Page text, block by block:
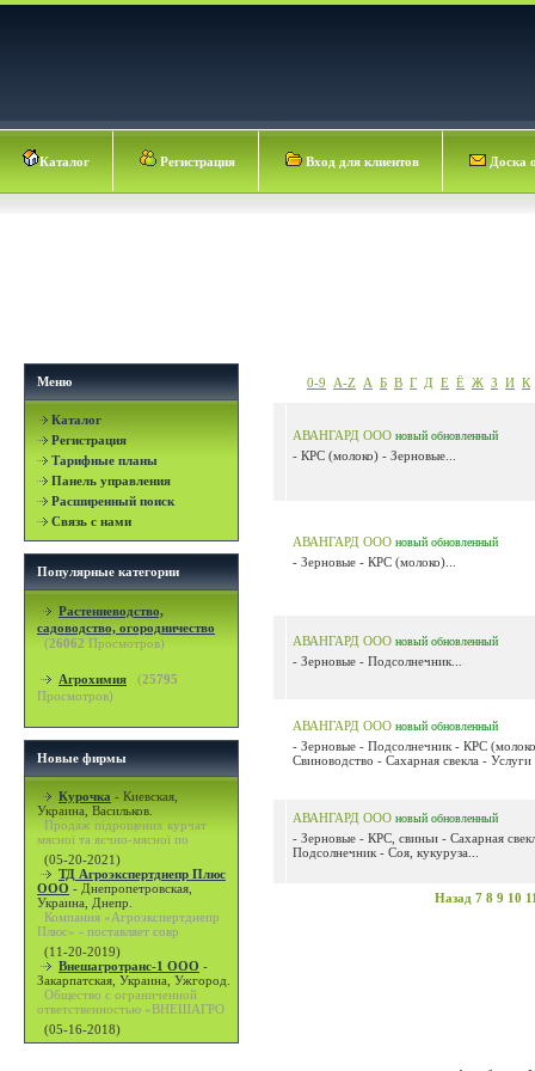
Каталог Регистрация Вход для клиентов Доска
Меню
Каталог
Регистрация
Тарифные планы
Панель управления
Расширенный поиск
Связь с нами
Популярные категории
Растениеводство,
садоводство, огородничество
(26062 Просмотров)
Агрохимия (25795
Просмотров)
Новые фирмы
Курочка - Киевская,
Украина, Васильков.
Продаж підрощених курчат
мясної та яєчно-мясної по
(05-20-2021)
ТД Агроэкспертднепр Плюс
ООО - Днепропетровская,
Украина, Днепр.
Компания «Агроэкспертднепр
Плюс» - поставляет совр
(11-20-2019)
Внешагротранс-1 ООО -
Закарпатская, Украина, Ужгород.
Общество с ограниченной
ответственностью «ВНЕШАГРО
(05-16-2018)
0-9 A-Z А Б В Г Д Е Ё Ж З И К
АВАНГАРД ООО новый обновленный
- КРС (молоко) - Зерновые...
АВАНГАРД ООО новый обновленный
- Зерновые - КРС (молоко)...
АВАНГАРД ООО новый обновленный
- Зерновые - Подсолнечник...
АВАНГАРД ООО новый обновленный
- Зерновые - Подсолнечник - КРС
Свиноводство - Сахарная свекла -
АВАНГАРД ООО новый обновленный
- Зерновые - КРС, свиньи - Сахарная
Подсолнечник - Соя, кукуруза...
Назад 7 8 9 10